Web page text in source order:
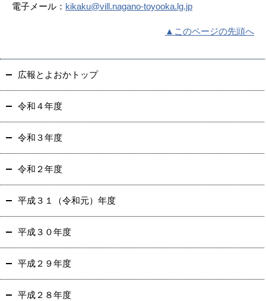
電子メール： kikaku@vill.nagano-toyooka.lg.jp
▲このページの先頭へ
広報とよおかトップ
令和４年度
令和３年度
令和２年度
平成３１（令和元）年度
平成３０年度
平成２９年度
平成２８年度